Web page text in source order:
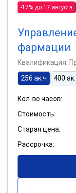
-17% до 17 августа
фармации
Квалификация:
256 ак.ч
400
Кол-во часов:
Стоимость:
Старая цена:
Рассрочка: